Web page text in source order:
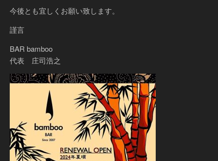
今後とも宜しくお願い致します。
謹言
BAR bamboo
代表 庄司浩之